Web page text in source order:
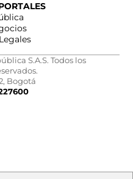
S.A.S. Todos los
Bogotá